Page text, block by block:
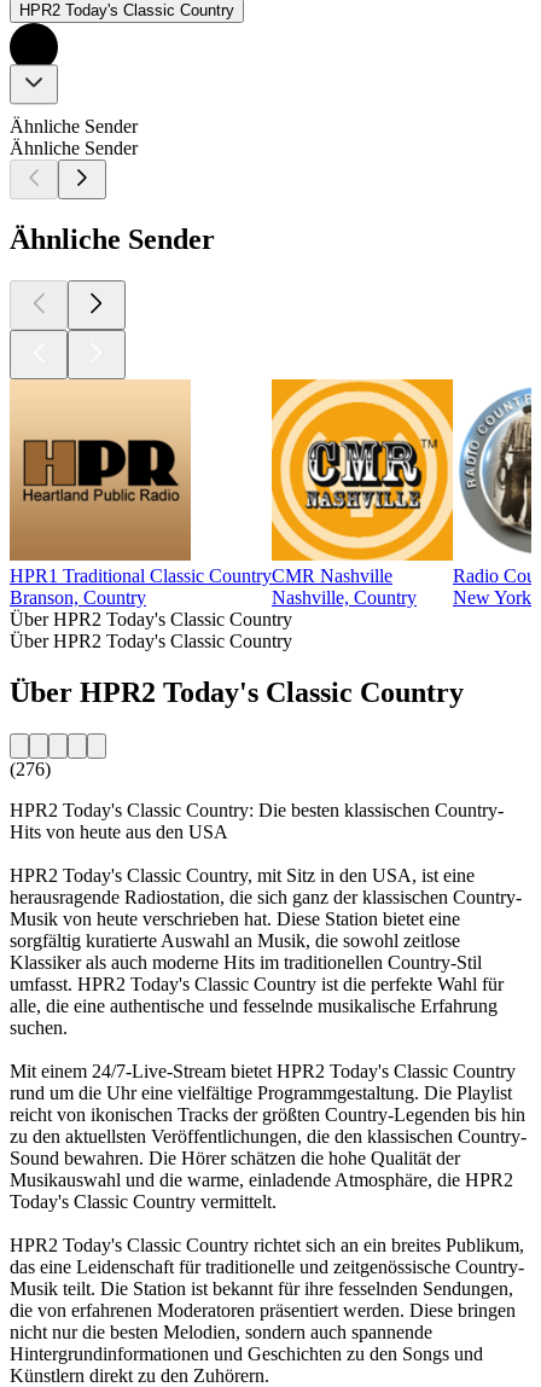
HPR2 Today's Classic Country
Ähnliche Sender
Ähnliche Sender
Ähnliche Sender
HPR1 Traditional Classic Country
Branson, Country
CMR Nashville
Nashville, Country
Radio
New York
Über HPR2 Today's Classic Country
Über HPR2 Today's Classic Country
Über HPR2 Today's Classic Country
(276)
HPR2 Today's Classic Country: Die besten klassischen Country-
Hits von heute aus den USA
HPR2 Today's Classic Country, mit Sitz in den USA, ist eine
herausragende Radiostation, die sich ganz der klassischen Country-
Musik von heute verschrieben hat. Diese Station bietet eine
sorgfältig kuratierte Auswahl an Musik, die sowohl zeitlose
Klassiker als auch moderne Hits im traditionellen Country-Stil
umfasst. HPR2 Today's Classic Country ist die perfekte Wahl für
alle, die eine authentische und fesselnde musikalische Erfahrung
suchen.
Mit einem 24/7-Live-Stream bietet HPR2 Today's Classic Country
rund um die Uhr eine vielfältige Programmgestaltung. Die Playlist
reicht von ikonischen Tracks der größten Country-Legenden bis hin
zu den aktuellsten Veröffentlichungen, die den klassischen Country-
Sound bewahren. Die Hörer schätzen die hohe Qualität der
Musikauswahl und die warme, einladende Atmosphäre, die HPR2
Today's Classic Country vermittelt.
HPR2 Today's Classic Country richtet sich an ein breites Publikum,
das eine Leidenschaft für traditionelle und zeitgenössische Country-
Musik teilt. Die Station ist bekannt für ihre fesselnden Sendungen,
die von erfahrenen Moderatoren präsentiert werden. Diese bringen
nicht nur die besten Melodien, sondern auch spannende
Hintergrundinformationen und Geschichten zu den Songs und
Künstlern direkt zu den Zuhörern.